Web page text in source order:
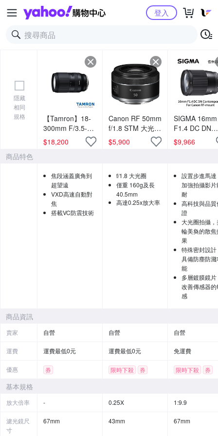
Yahoo購物中心登入
隱藏
相同
規格
【Tamron】18-
300mm F/3.5-
6.3 Di III-A VC
VXD Canon RF-
$18,200
Canon RF 50mm
f/1.8 STM 大光圈
定焦鏡 (公司貨)
$5,900
SIGMA 16mm
F1.4 DC DN
ASP-C 廣角定
鏡頭 For
$9,966
商品特色
焦段涵蓋廣角到
超望遠
VXD高速自動對
焦
搭載VC防震技術
f/1.8 大光圈
僅重 160g及長
40.5mm
高達0.25x放大率
設置步進馬達
加強拍攝影片
耐
高科技與品質
證
大光圈拍攝，
輪美奐的散焦
果
特殊密封設計
具備防塵防濺
能
多層鍍膜鏡片
改善傳感器的
感
商品資訊
賣家 自營 自營 自營
運費 運費最低0元 運費最低0元 免運費
優惠 券 限時下殺 券 限時下殺 券
基本規格
放大倍率 - 0.25X 1:9.9
濾光鏡尺
寸
67mm 43mm 67mm